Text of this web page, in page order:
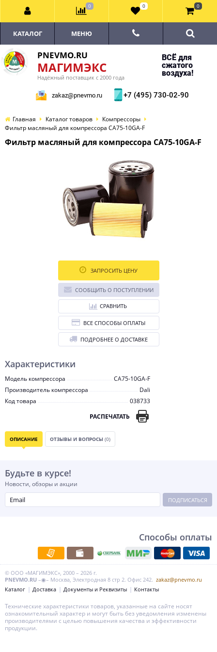
PNEVMO.RU
МАГИМЭКС
Надёжный поставщик с 2000 года
ВСЁ для
сжатого
воздуха!
zakaz@pnevmo.ru +7 (495) 730-02-90
КАТАЛОГ МЕНЮ
Главная Каталог товаров
Компрессоры
Фильтр масляный для компрессора CA75-10GA-F
Фильтр масляный для компрессора CA75-10GA-F
Характеристики
Модель компрессора
CA75-10GA-F
Производитель компрессора
Dali
Код товара
038733
РАСПЕЧАТАТЬ
ЗАПРОСИТЬ ЦЕНУ
СООБЩИТЬ О ПОСТУПЛЕНИИ
СРАВНИТЬ
ВСЕ СПОСОБЫ ОПЛАТЫ
ПОДРОБНЕЕ О ДОСТАВКЕ
ОПИСАНИЕ ОТЗЫВЫ И ВОПРОСЫ (0)
Будьте в курсе!
Новости, обзоры и акции
ПОДПИСАТЬСЯ
Способы оплаты
© ООО «МАГИМЭКС», 2000 – 2026 г.
PNEVMO.RU –◉– Москва, Электродная 8 стр 2. Офис 242. zakaz@pnevmo.ru
Каталог
Доставка Документы и Реквизиты Контакты
0 0 0
Технические характеристики товаров, указанные на сайте носят
ознакомительный характер и могут быть без уведомления изменены
производителями с целью повышения качества и эффективности
продукции.